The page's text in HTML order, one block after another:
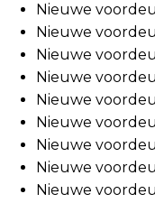
Nieuwe
Nieuwe
Nieuwe
Nieuwe
Nieuwe
Nieuwe
Nieuwe
Nieuwe
Nieuwe